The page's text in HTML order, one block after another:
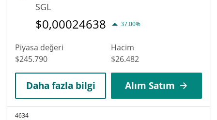
SGL
$0,00024638 37.00%
Piyasa değeri
$245.790
Hacim
$26.482
Daha fazla bilgi Alım Satım
4634